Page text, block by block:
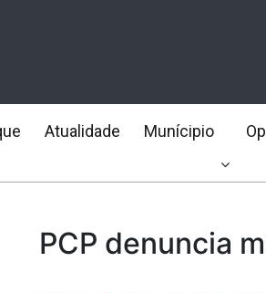
Atualidade Munícipio
PCP denuncia